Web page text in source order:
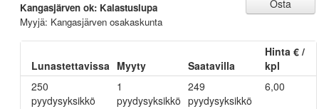
Kangasjärven ok: Kalastuslupa
Myyjä: Kangasjärven osakaskunta
Lunastettavissa Myyty Saatavilla
Hinta € /
kpl
250
pyydysyksikkö
1
pyydysyksikkö
249
pyydysyksikkö
6,00